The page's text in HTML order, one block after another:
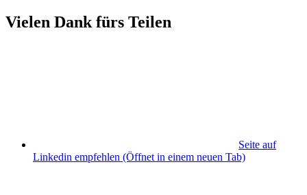
Vielen Dank fürs Teilen
Seite auf
Linkedin empfehlen (Öffnet in einem neuen Tab)